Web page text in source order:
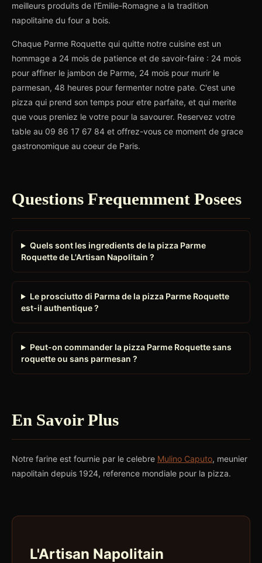
meilleurs produits de l'Emilie-Romagne a la tradition
napolitaine du four a bois.
Chaque Parme Roquette qui quitte notre cuisine est un
hommage a 24 mois de patience et de savoir-faire : 24 mois
pour affiner le jambon de Parme, 24 mois pour murir le
parmesan, 48 heures pour fermenter notre pate. C'est une
pizza qui prend son temps pour etre parfaite, et qui merite
que vous preniez le votre pour la savourer. Reservez votre
table au 09 86 17 67 84 et offrez-vous ce moment de grace
gastronomique au coeur de Paris.
Questions Frequemment Posees
Quels sont les ingredients de la pizza Parme
Roquette de L'Artisan Napolitain ?
Le prosciutto di Parma de la pizza Parme Roquette
est-il authentique ?
Peut-on commander la pizza Parme Roquette sans
roquette ou sans parmesan ?
En Savoir Plus
Notre farine est fournie par le celebre Mulino Caputo, meunier
napolitain depuis 1924, reference mondiale pour la pizza.
L'Artisan Napolitain